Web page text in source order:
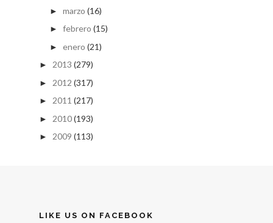
► marzo (16)
► febrero (15)
► enero (21)
► 2013 (279)
► 2012 (317)
► 2011 (217)
► 2010(193)
► 2009 (113)
LIKE US ON FACEBOOK